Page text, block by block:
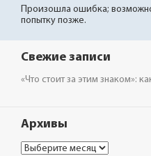
Произошла ошибка;
попытку позже.
Свежие записи
«Что стоит за этим знаком»:
Архивы
Архивы